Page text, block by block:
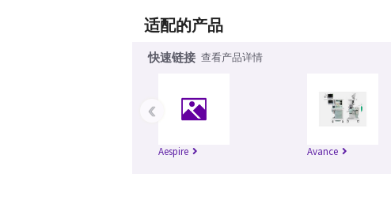
适配的产品
快速链接 查看产品详情
Aespire Avance
‹